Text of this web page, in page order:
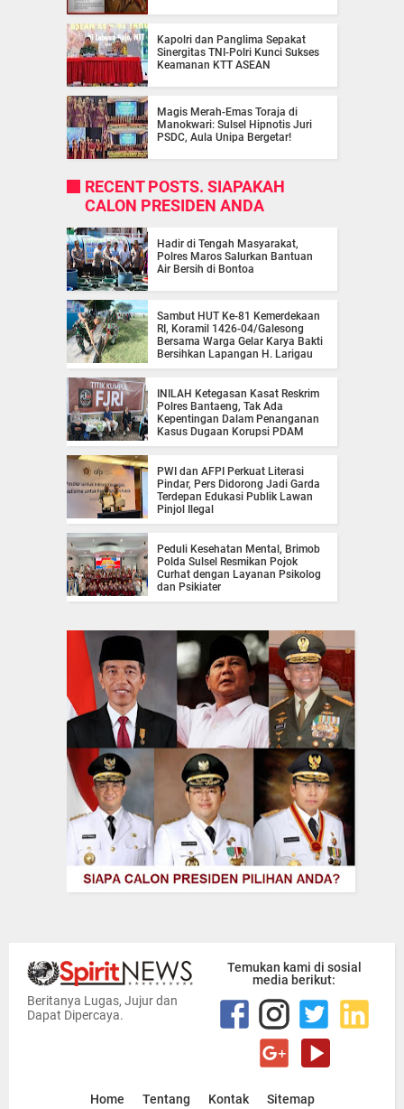
Kapolri dan Panglima Sepakat
Sinergitas TNI-Polri Kunci Sukses
Keamanan KTT ASEAN
Magis Merah-Emas Toraja di
Manokwari: Sulsel Hipnotis Juri
PSDC, Aula Unipa Bergetar!
RECENT POSTS. SIAPAKAH
CALON PRESIDEN ANDA
Hadir di Tengah Masyarakat,
Polres Maros Salurkan Bantuan
Air Bersih di Bontoa
Sambut HUT Ke-81 Kemerdekaan
RI, Koramil 1426-04/Galesong
Bersama Warga Gelar Karya Bakti
Bersihkan Lapangan H. Larigau
INILAH Ketegasan Kasat Reskrim
Polres Bantaeng, Tak Ada
Kepentingan Dalam Penanganan
Kasus Dugaan Korupsi PDAM
PWI dan AFPI Perkuat Literasi
Pindar, Pers Didorong Jadi Garda
Terdepan Edukasi Publik Lawan
Pinjol Ilegal
Peduli Kesehatan Mental, Brimob
Polda Sulsel Resmikan Pojok
Curhat dengan Layanan Psikolog
dan Psikiater
Beritanya Lugas, Jujur dan
Dapat Dipercaya.
Temukan kami di sosial
media berikut:
Home Tentang Kontak Sitemap